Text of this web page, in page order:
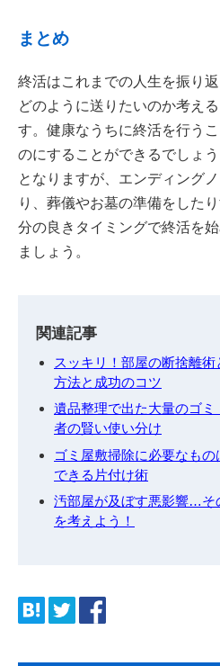
まとめ
終活はこれまでの人生を振り
どのように送りたいのか考え
す。健康なうちに終活を行う
のにすることができるでしょ
となりますが、エンディング
り、葬儀やお墓の準備をした
分の良きタイミングで終活を
ましょう。
関連記事
スッキリ！部屋の断捨離
方法と成功のコツ
遺品整理で出た大量のゴ
者の賢い使い分け
ゴミ屋敷掃除に必要なも
できる片付け術
汚部屋が及ぼす悪影響…そ
を考えよう！